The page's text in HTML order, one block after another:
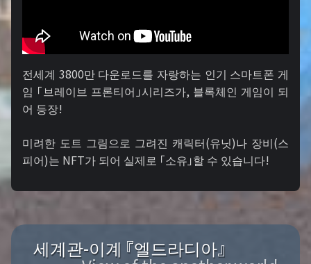
전세계 3800만 다운로드를 자랑하는 인기 스마트폰 게
임 「브레이브 프론티어」시리즈가, 블록체인 게임이 되
어 등장!
미려한 도트 그림으로 그려진 캐릭터(유닛)나 장비(스
피어)는 NFT가 되어 실제로 「소유」할 수 있습니다!
세계관-이계 『엘드라디아』